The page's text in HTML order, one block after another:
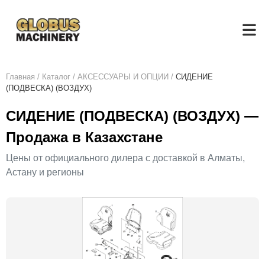
Главная / Каталог / АКСЕСCУАРЫ И ОПЦИИ / СИДЕНИЕ
(ПОДВЕСКА) (ВОЗДУХ)
СИДЕНИЕ (ПОДВЕСКА) (ВОЗДУХ) —
Продажа в Казахстане
Цены от официального дилера с доставкой в Алматы,
Астану и регионы